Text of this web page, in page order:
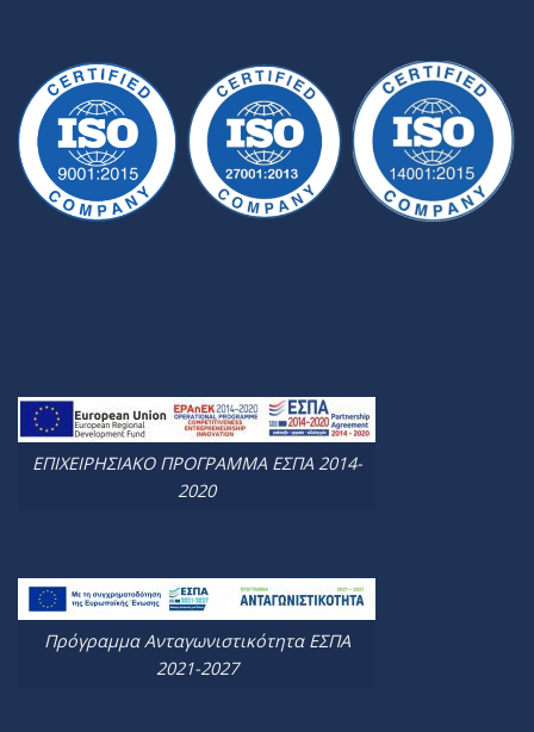
ΕΠΙΧΕΙΡΗΣΙΑΚΟ ΠΡΟΓΡΑΜΜΑ ΕΣΠΑ 2014-
2020
Πρόγραμμα Ανταγωνιστικότητα ΕΣΠΑ
2021-2027